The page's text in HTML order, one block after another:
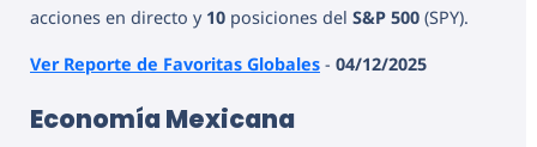
acciones en directo y 10 posiciones del S&P 500 (SPY).
Ver Reporte de Favoritas Globales - 04/12/2025
Economía Mexicana